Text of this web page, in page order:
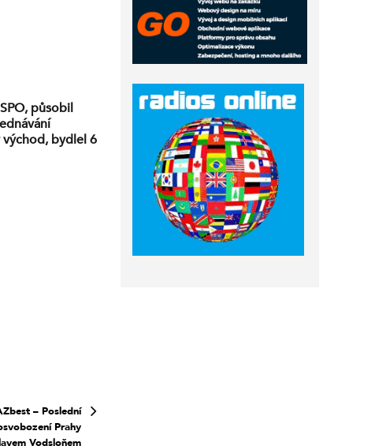
působil
bydlel 6
– Poslední
Prahy
Vodsloňem